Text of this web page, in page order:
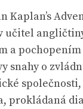
Kaplan’s
učitel
a
snahy o
prokládaná